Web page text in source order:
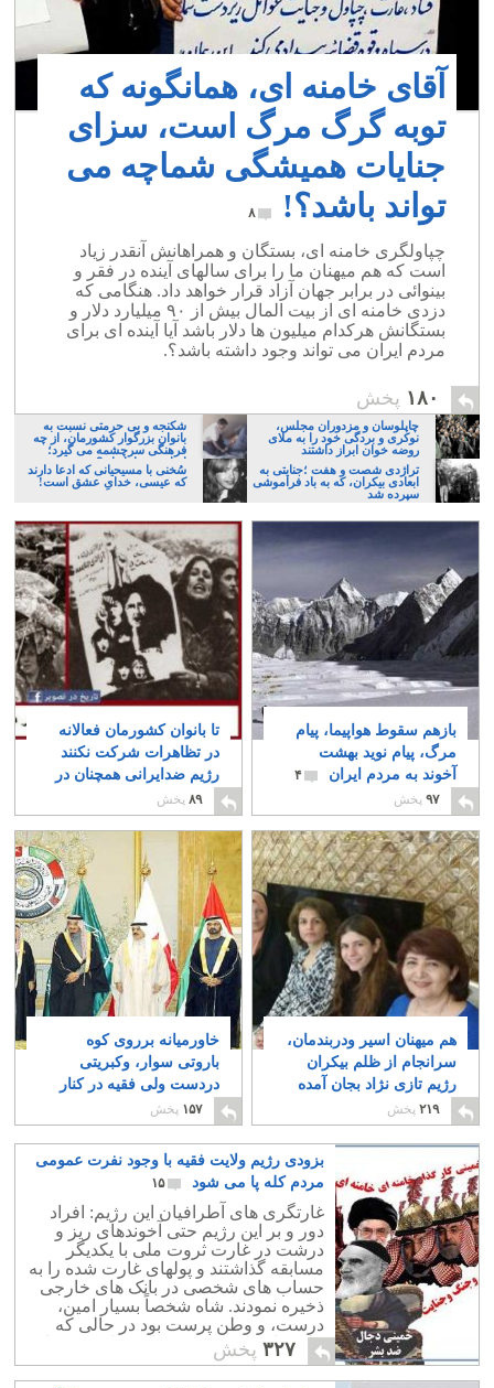
آقای خامنه ای، همانگونه که
توبه گرگ مرگ است، سزای
جنایات همیشگی شماچه می
تواند باشد؟!
۸
چپاولگری خامنه ای، بستگان و همراهانش آنقدر زیاد
است که هم میهنان ما را برای سالهای آینده در فقر و
بینوائی در برابر جهان آزاد قرار خواهد داد. هنگامی که
دزدی خامنه ای از بیت المال بیش از ۹۰ میلیارد دلار و
بستگانش هرکدام میلیون ها دلار باشد آیا آینده ای برای
مردم ایران می تواند وجود داشته باشد؟.
۱۸۰ پخش
چاپلوسان و مزدوران مجلس،
نوکری و بردگی خود را به ملای
روضه خوان ابراز داشتند
شکنجه و بی حرمتی نسبت به
بانوان بزرگوار کشورمان، از چه
فرهنگی سرچشمه می گیرد؛
ایرانی، و یا تازیان؟
تراژدی شصت و هفت ؛جنایتی به
ابعادی بیکران، که به باد فراموشی
سپرده شد
سُخنی با مسیحیانی که ادعا دارند
که عیسی، خدایِ عشق است!
بازهم سقوط هواپیما، پیام
مرگ، پیام نوید بهشت
آخوند به مردم ایران
۴
۹۷ پخش
تا بانوان کشورمان فعالانه
در تظاهرات شرکت نکنند
رژیم ضدایرانی همچنان در
قدرت باقی خواهدماند
۸
۸۹ پخش
هم میهنان اسیر ودربندمان،
سرانجام از ظلم بیکران
رژیم تازی نژاد بجان آمده
و به خبابانها ریختند
۲۱۹ پخش
خاورمیانه برروی کوه
باروتی سوار، وکبریتی
دردست ولی فقیه در کنار
۶ ۱۵۷ پخش
بزودی رژیم ولایت فقیه با وجود نفرت عمومی
مردم کله پا می شود
۱۵
غارتگری های آطرافیان این رژیم: افراد
دور و بر این رژیم حتی آخوندهای ریز و
درشت در غارت ثروت ملی با یکدیگر
مسابقه گذاشتند و پولهای غارت شده را به
حساب های شخصی در بانک های خارجی
ذخیره نمودند. شاه شخصاً بسیار امین،
درست، و وطن پرست بود در حالی که
خامنه ای شخصی دزد، تازی زاده و بسیار
وطن فروش است.
۳۲۷ پخش